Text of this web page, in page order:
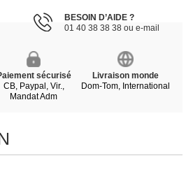
BESOIN D’AIDE ?
01 40 38 38 38 ou e-mail
sécurisé
CB, Paypal, Vir.,
Mandat Adm
Livraison monde
Dom-Tom, International